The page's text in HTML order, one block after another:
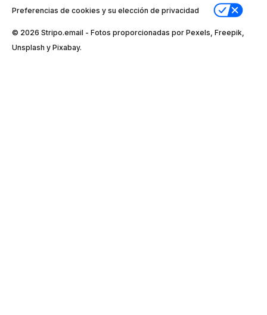
Preferencias de cookies y su elección de privacidad
© 2026 Stripо.email - Fotos proporcionadas por Pexels, Freepik,
Unsplash y Pixabay.